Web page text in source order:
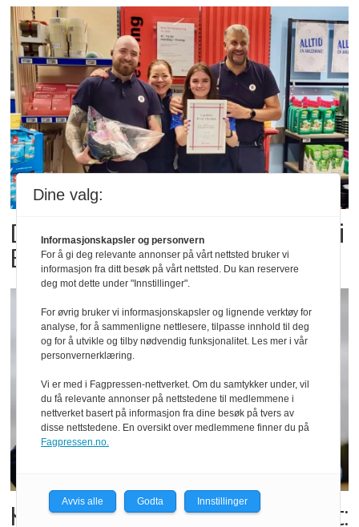
Dette er landets beste Post i
Butikk
Kolonihagens norske yoghurt:
Dine valg:
Informasjonskapsler og personvern
For å gi deg relevante annonser på vårt nettsted bruker vi
informasjon fra ditt besøk på vårt nettsted. Du kan reservere
deg mot dette under "Innstillinger".
For øvrig bruker vi informasjonskapsler og lignende verktøy for
analyse, for å sammenligne nettlesere, tilpasse innhold til deg
og for å utvikle og tilby nødvendig funksjonalitet. Les mer i vår
personvernerklæring.
Vi er med i Fagpressen-nettverket. Om du samtykker under, vil
du få relevante annonser på nettstedene til medlemmene i
nettverket basert på informasjon fra dine besøk på tvers av
disse nettstedene. En oversikt over medlemmene finner du på
Fagpressen.no.
Avvis alle Godta Innstillinger